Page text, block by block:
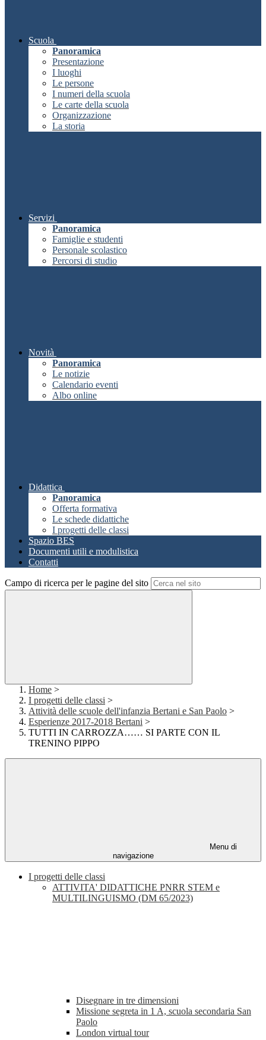
Scuola
Panoramica
Presentazione
I luoghi
Le persone
I numeri della scuola
Le carte della scuola
Organizzazione
La storia
Servizi
Panoramica
Famiglie e studenti
Personale scolastico
Percorsi di studio
Novità
Panoramica
Le notizie
Calendario eventi
Albo online
Didattica
Panoramica
Offerta formativa
Le schede didattiche
I progetti delle classi
Spazio BES
Documenti utili e modulistica
Contatti
Campo di ricerca per le pagine del sito
Home >
I progetti delle classi >
Attività delle scuole dell'infanzia Bertani e San Paolo >
Esperienze 2017-2018 Bertani >
TUTTI IN CARROZZA…… SI PARTE CON IL
TRENINO PIPPO
Menu di
navigazione
I progetti delle classi
ATTIVITA' DIDATTICHE PNRR STEM e
MULTILINGUISMO (DM 65/2023)
Disegnare in tre dimensioni
Missione segreta in 1 A, scuola secondaria San
Paolo
London virtual tour